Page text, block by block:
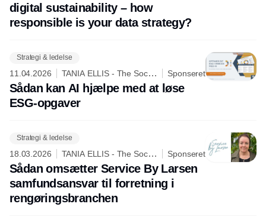
digital sustainability – how
responsible is your data strategy?
Strategi & ledelse
11.04.2026
TANIA ELLIS - The Social
Business Company
Sponseret
Sådan kan AI hjælpe med at løse
ESG-opgaver
Strategi & ledelse
18.03.2026
TANIA ELLIS - The Social
Business Company
Sponseret
Sådan omsætter Service By Larsen
samfundsansvar til forretning i
rengøringsbranchen